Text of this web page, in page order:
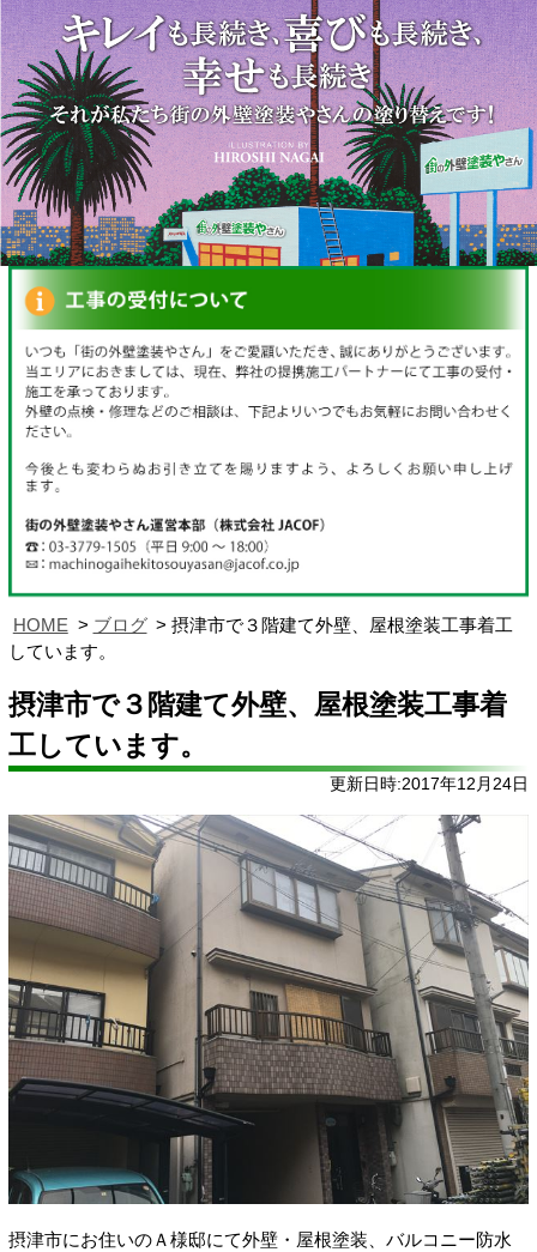
HOME ブログ
摂津市で３階建て外壁、屋根塗装工事着工
しています。
摂津市で３階建て外壁、屋根塗装工事着
工しています。
更新日時:2017年12月24日
摂津市にお住いのＡ様邸にて外壁・屋根塗装、バルコニー防水